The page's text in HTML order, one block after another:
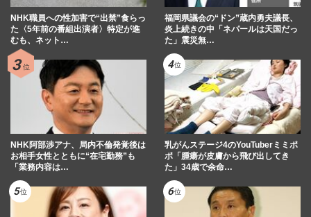
NHK職員への性加害で“出禁”食らっ
た〈5年前の番組出演者〉特定が進
むも、ネット…
福岡県議会の“ドン”蔵内勇夫議長、
炎上続きの中「ネパールは天国だっ
た」震災無…
NHK阿部渉アナ、局内不倫発覚後は
お相手女性とともに“在宅勤務”も
「業務内容は…
乳がんステージ4のYouTuberミミポ
ポ「腫瘍が皮膚から飛び出してき
た」34歳で余命…